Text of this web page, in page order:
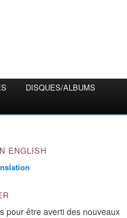
DISQUES/ALBUMS
ENGLISH
pour être averti des nouveaux